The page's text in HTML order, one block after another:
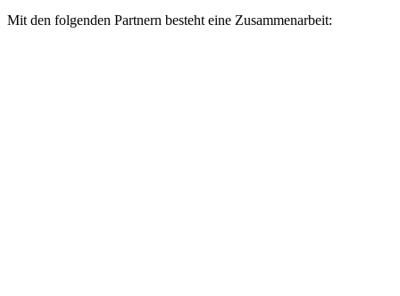
Mit den folgenden Partnern besteht eine Zusammenarbeit: